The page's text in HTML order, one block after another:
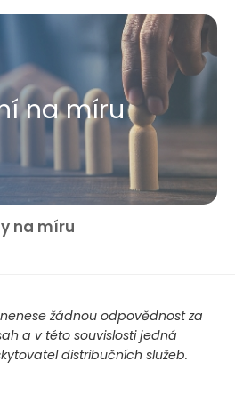
na míru
na míru
žádnou odpovědnost za
a v této souvislosti jedná
distribučních služeb.